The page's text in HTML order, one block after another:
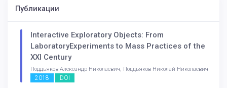
Публикации
Interactive Exploratory Objects: From
LaboratoryExperiments to Mass Practices of the
XXI Century
Поддьяков Александр Николаевич, Поддьяков Николай Николаевич
2018 DOI